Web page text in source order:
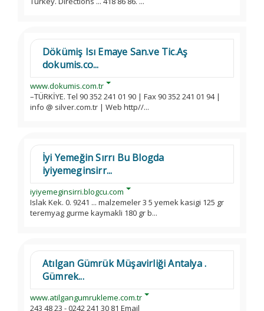
Dökümiş Isı Emaye San.ve Tic.Aş
dokumis.co...
www.dokumis.com.tr
–TÜRKİYE. Tel 90 352 241 01 90 | Fax 90 352 241 01 94 |
info @ silver.com.tr | Web http//...
İyi Yemeğin Sırrı Bu Blogda
iyiyemeginsirr...
iyiyemeginsirri.blogcu.com
Islak Kek. 0. 9241 ... malzemeler 3 5 yemek kasigi 125 gr
teremyag gurme kaymakli 180 gr b...
Atılgan Gümrük Müşavirliği Antalya .
Gümrek...
www.atilgangumrukleme.com.tr
243 48 23 - 0242 241 30 81 Email